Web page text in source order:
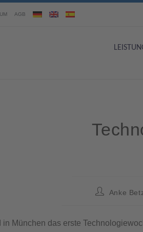
AGB
Anke
in München das erste